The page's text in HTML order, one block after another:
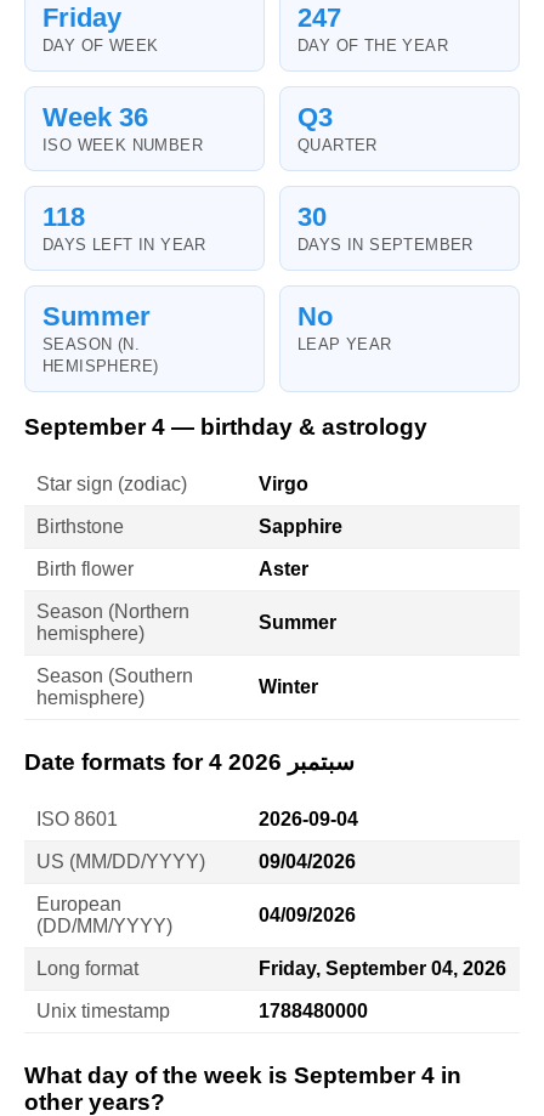
Friday
DAY OF WEEK
247
DAY OF THE YEAR
Week 36
ISO WEEK NUMBER
Q3
QUARTER
118
DAYS LEFT IN YEAR
30
DAYS IN SEPTEMBER
Summer
SEASON (N.
HEMISPHERE)
No
LEAP YEAR
September 4 — birthday & astrology
Star sign (zodiac) Virgo
Birthstone Sapphire
Birth flower Aster
Season (Northern
hemisphere)
Summer
Season (Southern
hemisphere)
Winter
Date formats for 4 سبتمبر 2026
ISO 8601 2026-09-04
US (MM/DD/YYYY) 09/04/2026
European
(DD/MM/YYYY)
04/09/2026
Long format Friday, September 04, 2026
Unix timestamp 1788480000
What day of the week is September 4 in
other years?